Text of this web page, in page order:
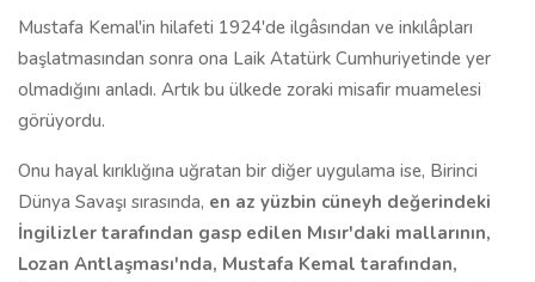
Mustafa Kemal'in hilafeti 1924'de ilgâsından ve inkılâpları
başlatmasından sonra ona Laik Atatürk Cumhuriyetinde yer
olmadığını anladı. Artık bu ülkede zoraki misafir muamelesi
görüyordu.
Onu hayal kırıklığına uğratan bir diğer uygulama ise, Birinci
Dünya Savaşı sırasında, en az yüzbin cüneyh değerindeki
İngilizler tarafından gasp edilen Mısır'daki mallarının,
Lozan Antlaşması'nda, Mustafa Kemal tarafından,